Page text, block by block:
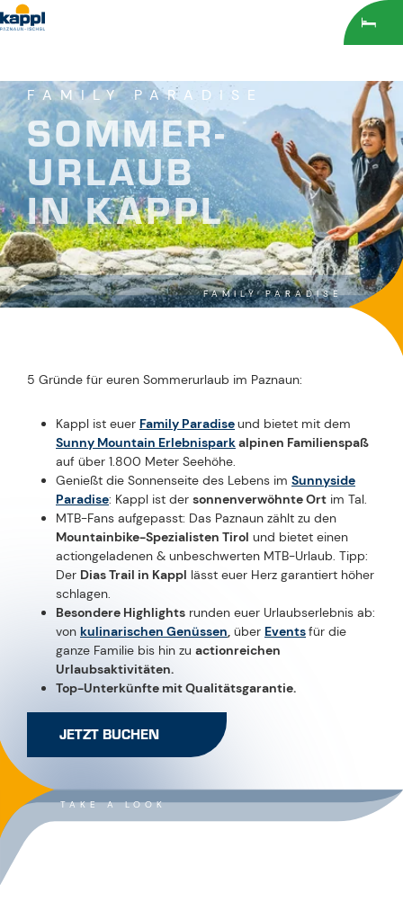
Hauptinhalt
Inhaltsverzeichnis
Hauptnavigation
Inhaltsverzeichnis
FAMILY PARADISE
SOMMER-
URLAUB
IN KAPPL
SOMMER-
URLAUB FAMILY PARADISE
5 Gründe für euren Sommerurlaub im Paznaun:
Kappl ist euer Family Paradiseund bietet mit dem
Sunny Mountain Erlebnisparkalpinen Familienspaß
auf über 1.800 Meter Seehöhe.
Genießt die Sonnenseite des Lebens im Sunnyside
Paradise: Kappl ist der sonnenverwöhnte Ort im Tal.
MTB-Fans aufgepasst: Das Paznaun zählt zu den
Mountainbike-Spezialisten Tirol und bietet einen
actiongeladenen & unbeschwerten MTB-Urlaub. Tipp:
Der Dias Trail in Kappl lässt euer Herz garantiert höher
schlagen.
Besondere Highlights runden euer Urlaubserlebnis ab:
von kulinarischen Genüssen, über Eventsfür die
ganze Familie bis hin zu actionreichen
Urlaubsaktivitäten.
Top-Unterkünfte mit Qualitätsgarantie.
JETZT BUCHEN
TAKE A LOOK